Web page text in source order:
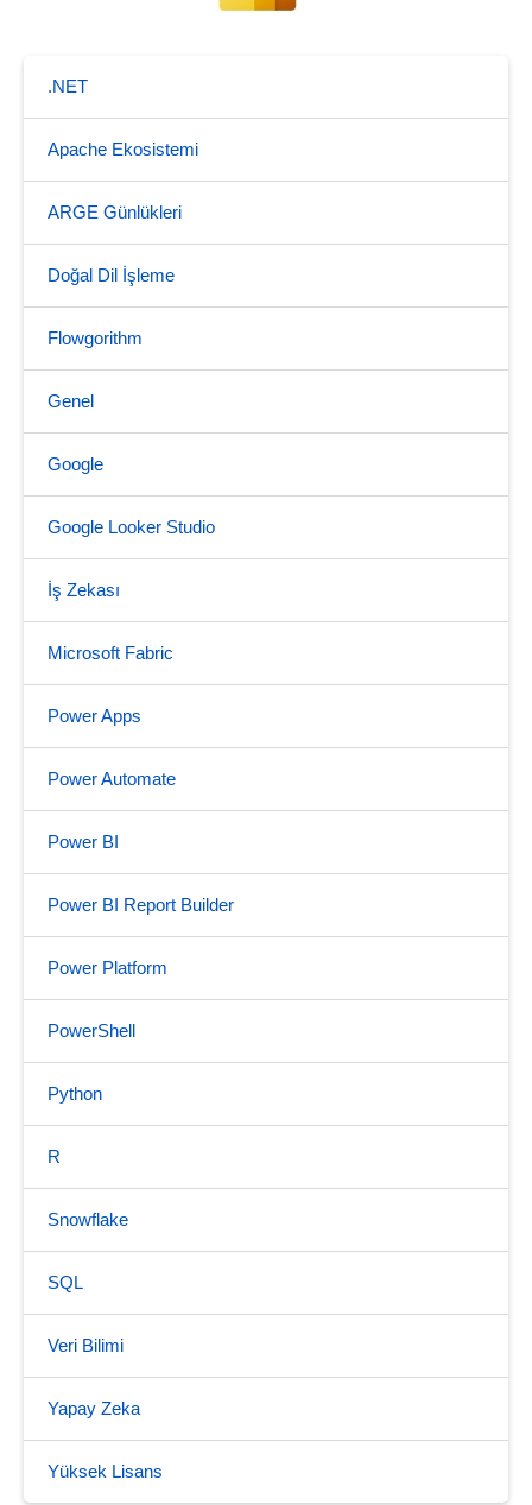
.NET
Apache Ekosistemi
ARGE Günlükleri
Doğal Dil İşleme
Flowgorithm
Genel
Google
Google Looker Studio
İş Zekası
Microsoft Fabric
Power Apps
Power Automate
Power BI
Power BI Report Builder
Power Platform
PowerShell
Python
R
Snowflake
SQL
Veri Bilimi
Yapay Zeka
Yüksek Lisans